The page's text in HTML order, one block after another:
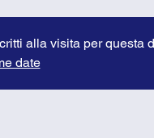
alla visita per questa
date